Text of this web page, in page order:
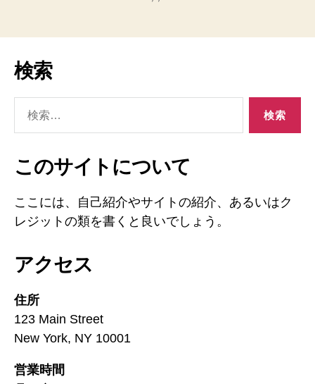
検索
象:このサイトについて
ここには、自己紹介やサイトの紹介、あるいはク
レジットの類を書くと良いでしょう。
アクセス
住所
123 Main Street
New York, NY 10001
営業時間